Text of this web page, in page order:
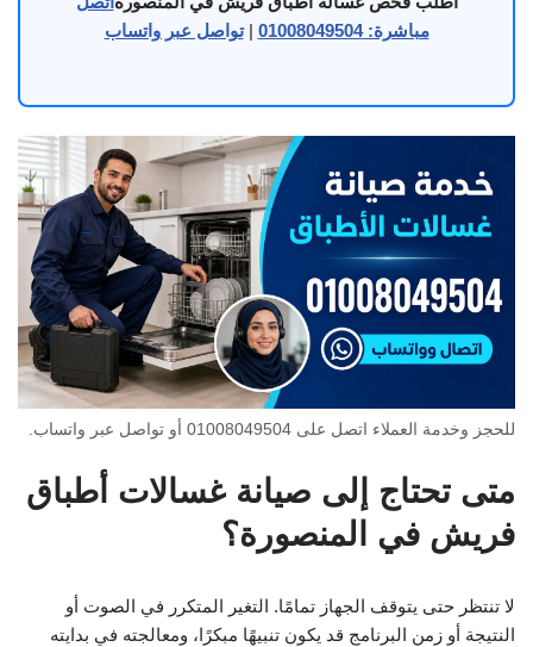
مباشرة: 01008049504
|تواصل عبر واتساب
للحجز وخدمة العملاء اتصل على 01008049504 أو تواصل عبر واتساب.
متى تحتاج إلى صيانة غسالات أطباق
فريش في المنصورة؟
لا تنتظر حتى يتوقف الجهاز تمامًا. التغير المتكرر في الصوت أو
النتيجة أو زمن البرنامج قد يكون تنبيهًا مبكرًا، ومعالجته في بدايته